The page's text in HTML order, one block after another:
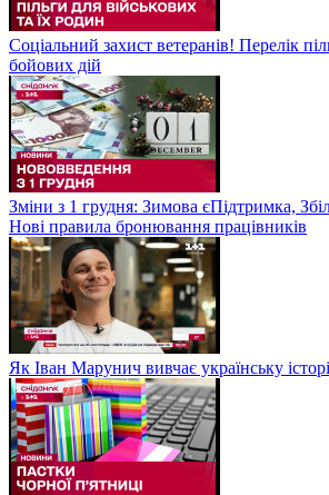
Соціальний захист ветеранів! Перелік
бойових дій
Зміни з 1 грудня: Зимова єПідтримка,
Нові правила бронювання працівників
Як Іван Марунич вивчає українську